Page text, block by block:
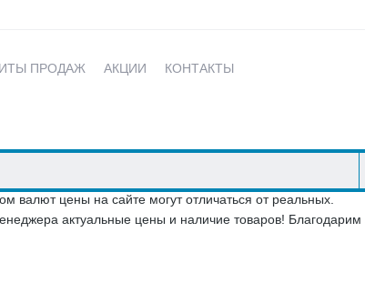
ПРОДАЖ АКЦИИ КОНТАКТЫ
валют цены на сайте могут отличаться от реальных.
актуальные цены и наличие товаров! Благодарим